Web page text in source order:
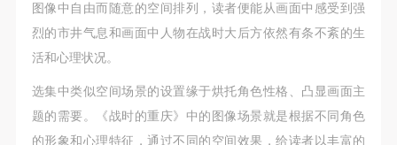
图像中自由而随意的空间排列，读者便能从画面中感受到强
烈的市井气息和画面中人物在战时大后方依然有条不紊的生
活和心理状况。
选集中类似空间场景的设置缘于烘托角色性格、凸显画面主
题的需要。《战时的重庆》中的图像场景就是根据不同角色
的形象和心理特征，通过不同的空间效果，给读者以丰富的
手机号码
发送验证码
验证码